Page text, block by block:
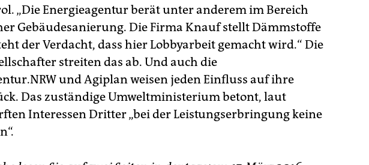
„Die Energieagentur berät unter anderem im Bereich
Gebäudesanierung. Die Firma Knauf stellt Dämmstoffe
der Verdacht, dass hier Lobbyarbeit gemacht wird.“ Die
streiten das ab. Und auch die
und Agiplan weisen jeden Einfluss auf ihre
Das zuständige Umweltministerium betont, laut
Interessen Dritter „bei der Leistungserbringung keine